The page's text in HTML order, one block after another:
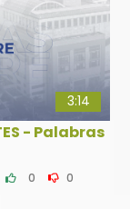
3:14
- Palabras
0 0